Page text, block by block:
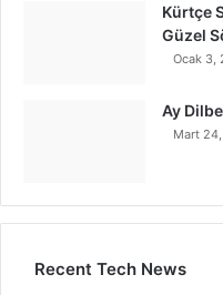
Kürtçe
Güzel
Ocak 3,
Ay
Mart
Recent Tech News